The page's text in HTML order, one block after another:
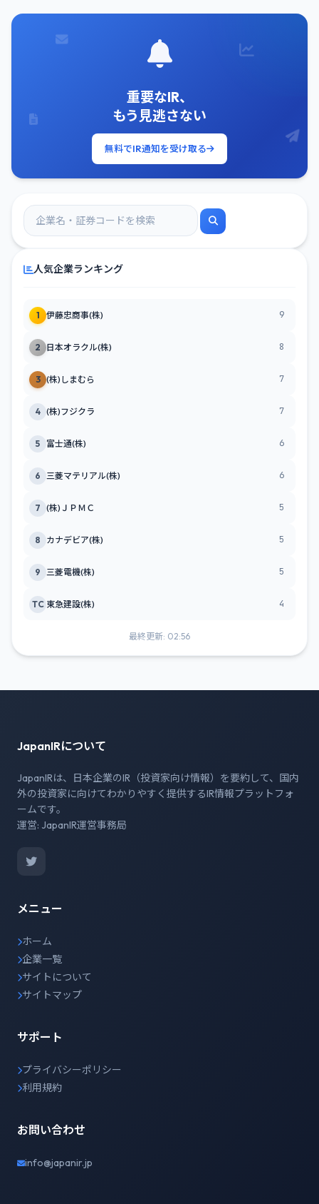
重要なIR、
もう見逃さない
無料でIR通知を受け取る
人気企業ランキング
1 伊藤忠商事(株) 9
2 日本オラクル(株) 8
3 (株)しまむら 7
4 (株)フジクラ 7
5 富士通(株) 6
6 三菱マテリアル(株) 6
7 (株)ＪＰＭＣ 5
8 カナデビア(株) 5
9 三菱電機(株) 5
TC 東急建設(株) 4
最終更新: 02:56
JapanIRについて
JapanIRは、日本企業のIR（投資家向け情報）を要約して、国内
外の投資家に向けてわかりやすく提供するIR情報プラットフォ
ームです。
運営: JapanIR運営事務局
メニュー
ホーム
企業一覧
サイトについて
サイトマップ
サポート
プライバシーポリシー
利用規約
お問い合わせ
info@japanir.jp